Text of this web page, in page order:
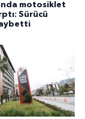
motosiklet
Sürücü